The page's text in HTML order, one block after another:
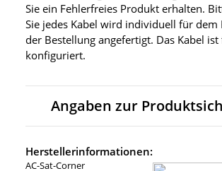
Sie ein Fehlerfreies Produkt erhalten.
Sie jedes Kabel wird individuell für dem
der Bestellung angefertigt. Das Kabel
konfiguriert.
Angaben zur
Herstellerinformationen:
AC-Sat-Corner